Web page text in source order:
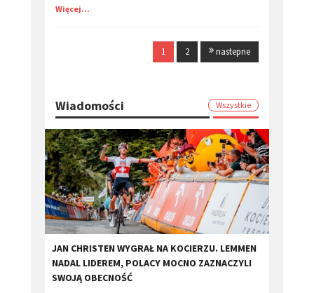
Więcej...
1 2 nastepne
Wiadomości Wszystkie
JAN CHRISTEN WYGRAŁ NA KOCIERZU. LEMMEN
NADAL LIDEREM, POLACY MOCNO ZAZNACZYLI
SWOJĄ OBECNOŚĆ